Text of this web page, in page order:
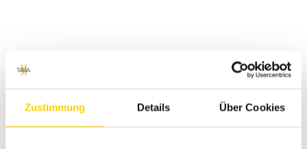
Zustimmung Details Über Cookies
Im Onlineshop siehst du die aktuell verfügbaren Größen,
Farben und Artikeldetails. Möchtest du Material, Schnitt
unsererTara-M Stores